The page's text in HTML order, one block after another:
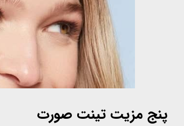
پنج مزیت تینت صورت